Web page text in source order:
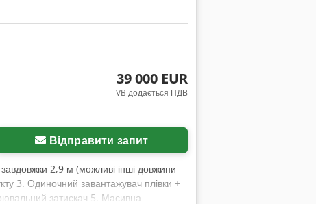
39 000 EUR
VB додається ПДВ
Відправити запит
2,9 м (можливі інші довжини
3. Одиночний завантажувач плівки +
затискач 5. Масивна